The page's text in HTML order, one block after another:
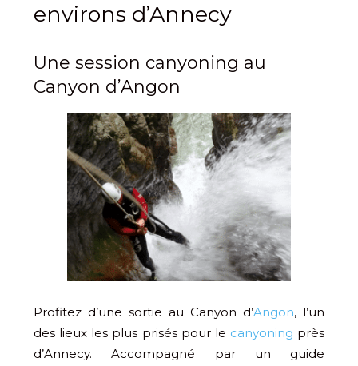
environs d’Annecy
Une session canyoning au
Canyon d’Angon
Profitez d’une sortie au Canyon d’Angon, l’un
des lieux les plus prisés pour le canyoning près
d’Annecy. Accompagné par un guide